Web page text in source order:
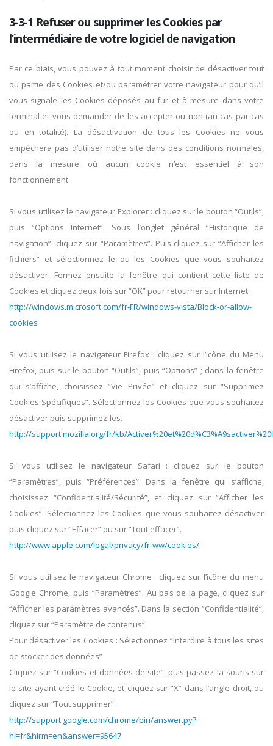
3-3-1 Refuser ou supprimer les Cookies par
l’intermédiaire de votre logiciel de navigation
Par ce biais, vous pouvez à tout moment choisir de désactiver tout
ou partie des Cookies et/ou paramétrer votre navigateur pour qu’il
vous signale les Cookies déposés au fur et à mesure dans votre
terminal et vous demander de les accepter ou non (au cas par cas
ou en totalité). La désactivation de tous les Cookies ne vous
empêchera pas d’utiliser notre site dans des conditions normales,
dans la mesure où aucun cookie n’est essentiel à son
fonctionnement.
Si vous utilisez le navigateur Explorer : cliquez sur le bouton “Outils”,
puis “Options Internet”. Sous l’onglet général “Historique de
navigation”, cliquez sur “Paramètres”. Puis cliquez sur “Afficher les
fichiers” et sélectionnez le ou les Cookies que vous souhaitez
désactiver. Fermez ensuite la fenêtre qui contient cette liste de
Cookies et cliquez deux fois sur “OK” pour retourner sur Internet.
http://windows.microsoft.com/fr-FR/windows-vista/Block-or-allow-
cookies
Si vous utilisez le navigateur Firefox : cliquez sur l’icône du Menu
Firefox, puis sur le bouton “Outils”, puis “Options” ; dans la fenêtre
qui s’affiche, choisissez “Vie Privée” et cliquez sur “Supprimez
Cookies Spécifiques”. Sélectionnez les Cookies que vous souhaitez
désactiver puis supprimez-les.
http://support.mozilla.org/fr/kb/
Si vous utilisez le navigateur Safari : cliquez sur le bouton
“Paramètres”, puis “Préférences”. Dans la fenêtre qui s’affiche,
choisissez “Confidentialité/Sécurité”, et cliquez sur “Afficher les
Cookies”. Sélectionnez les Cookies que vous souhaitez désactiver
puis cliquez sur “Effacer” ou sur “Tout effacer”.
http://www.apple.com/legal/privacy/fr-ww/cookies/
Si vous utilisez le navigateur Chrome : cliquez sur l’icône du menu
Google Chrome, puis “Paramètres”. Au bas de la page, cliquez sur
“Afficher les paramètres avancés”. Dans la section “Confidentialité”,
cliquez sur “Paramètre de contenus”.
Pour désactiver les Cookies : Sélectionnez “Interdire à tous les sites
de stocker des données”
Cliquez sur “Cookies et données de site”, puis passez la souris sur
le site ayant créé le Cookie, et cliquez sur “X” dans l’angle droit, ou
cliquez sur “Tout supprimer”.
http://support.google.com/chrome/bin/answer.py?
hl=fr&hlrm=en&answer=95647